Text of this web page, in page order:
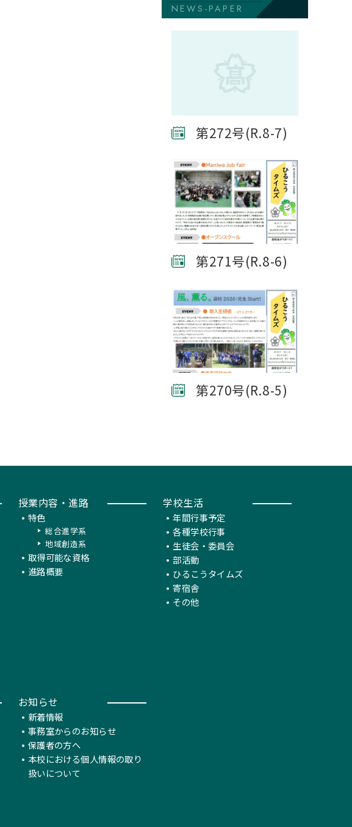
NEWS-PAPER
第272号(R.8-7)
第271号(R.8-6)
第270号(R.8-5)
授業内容・進路
特色
総合進学系
地域創造系
取得可能な資格
進路概要
学校生活
年間行事予定
各種学校行事
生徒会・委員会
部活動
ひるこうタイムズ
寄宿舎
その他
お知らせ
新着情報
事務室からのお知らせ
保護者の方へ
本校における個人情報の取り
扱いについて